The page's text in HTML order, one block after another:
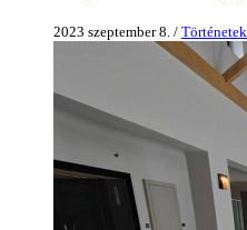
2023 szeptember 8. / Történetek